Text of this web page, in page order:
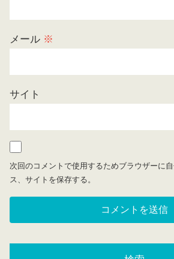
メール ※
サイト
次回のコメントで使用するためブラウザーに
ス、サイトを保存する。